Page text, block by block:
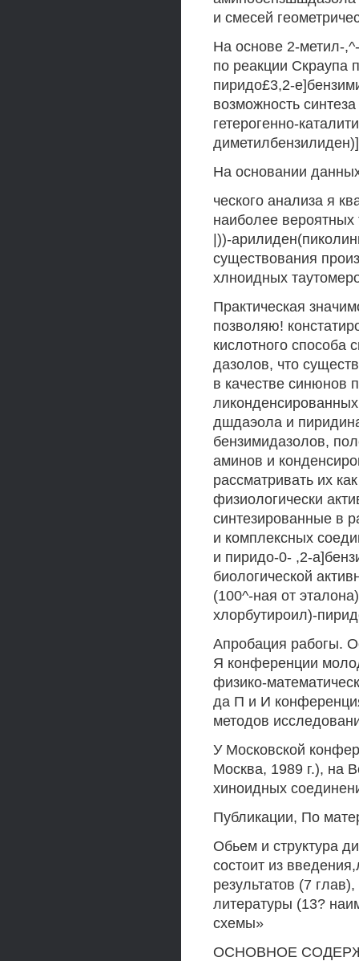
и смесей
На основе 2-метил-
по реакции Скраупа
пиридо£3,2-
возможность
гетерогенно-
На основании
ческого анализа я
наиболее
|))-
существования
хлноидных
Практическая
позволяю!
кислотного способа
дазолов, что
в качестве синюнов
дшдаэола и
бензимидазолов,
аминов и
рассматривать их
физиологически
синтезированные в
и комплексных
и пиридо-0- ,2-
биологической
(100^-ная от
хлорбутироил)-
Апробация рабогы.
Я конференции
физико-
да П и И
методов
У Московской
Москва, 1989 г.), на
хиноидных
Публикации, По
Обьем и структура
состоит из
результатов (7
литературы (13?
схемы»
ОСНОВНОЕ